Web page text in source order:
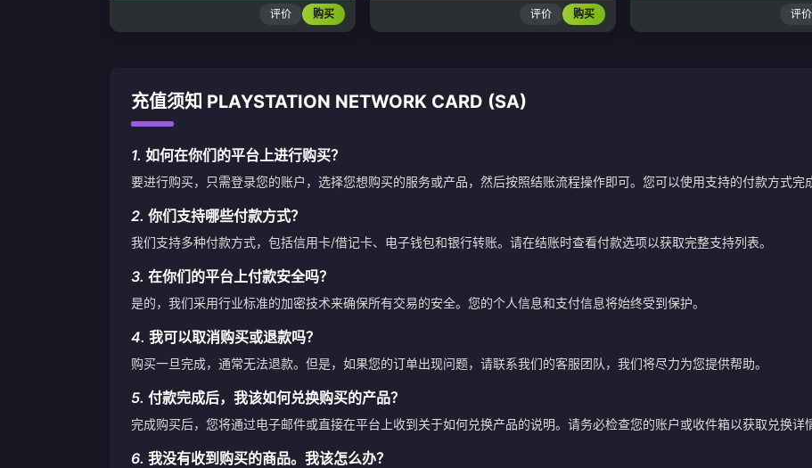
评价 购买 评价 购买 评价
充值须知 PLAYSTATION NETWORK CARD (SA)
1. 如何在你们的平台上进行购买？
要进行购买，只需登录您的账户，选择您想购买的服务或产品，然后按照结账流程操作即可。您可以使用支持的付款方式完
2. 你们支持哪些付款方式？
我们支持多种付款方式，包括信用卡/借记卡、电子钱包和银行转账。请在结账时查看付款选项以获取完整支持列表。
3. 在你们的平台上付款安全吗？
是的，我们采用行业标准的加密技术来确保所有交易的安全。您的个人信息和支付信息将始终受到保护。
4. 我可以取消购买或退款吗？
购买一旦完成，通常无法退款。但是，如果您的订单出现问题，请联系我们的客服团队，我们将尽力为您提供帮助。
5. 付款完成后，我该如何兑换购买的产品？
完成购买后，您将通过电子邮件或直接在平台上收到关于如何兑换产品的说明。请务必检查您的账户或收件箱以获取兑换详
6. 我没有收到购买的商品。我该怎么办？